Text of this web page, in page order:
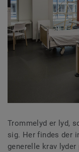
Trommelyd er lyd,
sig. Her findes der
generelle krav